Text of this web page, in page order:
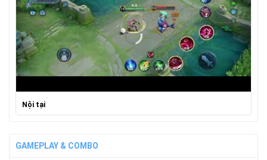
Nội tại
GAMEPLAY & COMBO